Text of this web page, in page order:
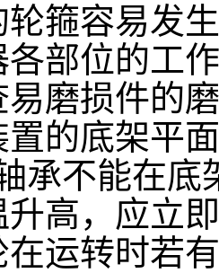
轮箍容易发
部位的工
磨损件的
置的底架平
承不能在底
升高，应立
在运转时若